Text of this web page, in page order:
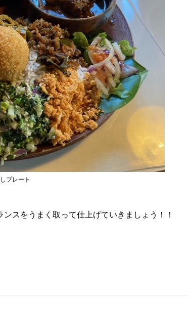
プレート
スをうまく取って仕上げていきましょう！！